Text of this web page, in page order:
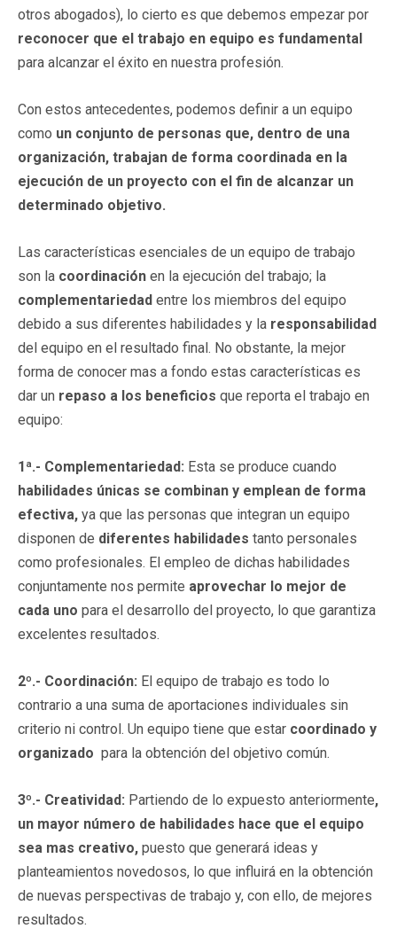
otros abogados), lo cierto es que debemos empezar por
reconocer que el trabajo en equipo es fundamental
para alcanzar el éxito en nuestra profesión.
Con estos antecedentes, podemos definir a un equipo
como un conjunto de personas que, dentro de una
organización, trabajan de forma coordinada en la
ejecución de un proyecto con el fin de alcanzar un
determinado objetivo.
Las características esenciales de un equipo de trabajo
son la coordinación en la ejecución del trabajo; la
complementariedad entre los miembros del equipo
debido a sus diferentes habilidades y la responsabilidad
del equipo en el resultado final. No obstante, la mejor
forma de conocer mas a fondo estas características es
dar un repaso a los beneficios que reporta el trabajo en
equipo:
1ª.- Complementariedad: Esta se produce cuando
habilidades únicas se combinan y emplean de forma
efectiva, ya que las personas que integran un equipo
disponen de diferentes habilidades tanto personales
como profesionales. El empleo de dichas habilidades
conjuntamente nos permite aprovechar lo mejor de
cada uno para el desarrollo del proyecto, lo que garantiza
excelentes resultados.
2º.- Coordinación: El equipo de trabajo es todo lo
contrario a una suma de aportaciones individuales sin
criterio ni control. Un equipo tiene que estar coordinado y
organizado para la obtención del objetivo común.
3º.- Creatividad: Partiendo de lo expuesto anteriormente,
un mayor número de habilidades hace que el equipo
sea mas creativo, puesto que generará ideas y
planteamientos novedosos, lo que influirá en la obtención
de nuevas perspectivas de trabajo y, con ello, de mejores
resultados.